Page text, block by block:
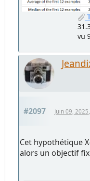
vu
#2097 Juin 09,
Cet hypothétique
alors un objectif